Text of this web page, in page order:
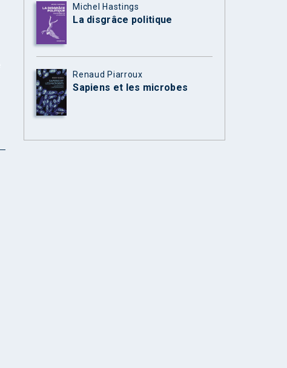
Michel Hastings
La disgrâce politique
Renaud Piarroux
Sapiens et les microbes